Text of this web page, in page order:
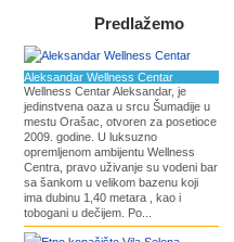
Predlažemo
Aleksandar Wellness Centar
Wellness Centar Aleksandar, je
jedinstvena oaza u srcu Šumadije u
mestu Orašac, otvoren za posetioce
2009. godine. U luksuzno
opremljenom ambijentu Wellness
Centra, pravo uživanje su vodeni bar
sa šankom u velikom bazenu koji
ima dubinu 1,40 metara , kao i
tobogani u dečijem. Po...